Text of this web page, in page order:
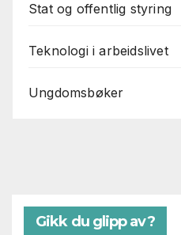
Stat og offentlig styring
Teknologi i arbeidslivet
Ungdomsbøker
Gikk du glipp av?